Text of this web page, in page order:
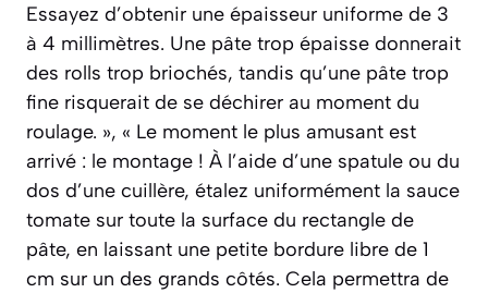
Essayez d’obtenir une épaisseur uniforme de 3
à 4 millimètres. Une pâte trop épaisse donnerait
des rolls trop briochés, tandis qu’une pâte trop
fine risquerait de se déchirer au moment du
roulage. », « Le moment le plus amusant est
arrivé : le montage ! À l’aide d’une spatule ou du
dos d’une cuillère, étalez uniformément la sauce
tomate sur toute la surface du rectangle de
pâte, en laissant une petite bordure libre de 1
cm sur un des grands côtés. Cela permettra de